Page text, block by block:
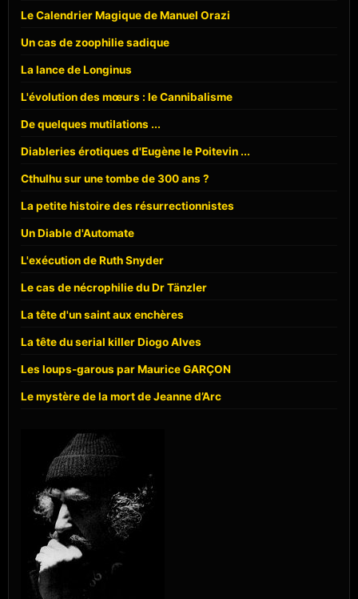
Le Calendrier Magique de Manuel Orazi
Un cas de zoophilie sadique
La lance de Longinus
L'évolution des mœurs : le Cannibalisme
De quelques mutilations ...
Diableries érotiques d'Eugène le Poitevin ...
Cthulhu sur une tombe de 300 ans ?
La petite histoire des résurrectionnistes
Un Diable d'Automate
L'exécution de Ruth Snyder
Le cas de nécrophilie du Dr Tänzler
La tête d'un saint aux enchères
La tête du serial killer Diogo Alves
Les loups-garous par Maurice GARÇON
Le mystère de la mort de Jeanne d’Arc